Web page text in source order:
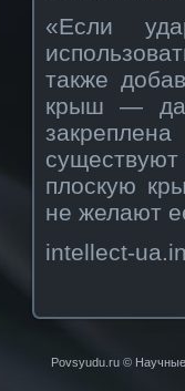
«Если
также
крыш —
плоскую
не желают
intellect-
Povsyudu.ru © Научные